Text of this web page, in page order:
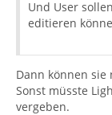
Und User
editieren
Dann können
Sonst müsste
vergeben.